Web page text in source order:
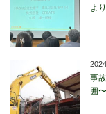
より
事
囲〜